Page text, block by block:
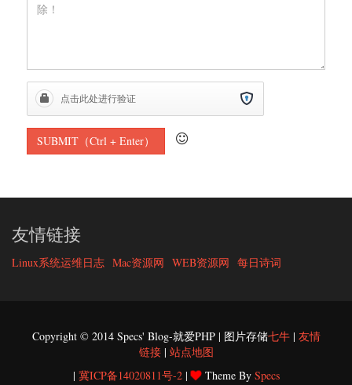
友情链接
Linux系统运维日志 Mac资源网 WEB资源网 每日诗词
Copyright © 2014 Specs' Blog-就爱PHP | 图片存储七牛| 友情
链接| 站点地图
| 冀ICP备14020811号-2| Theme By Specs